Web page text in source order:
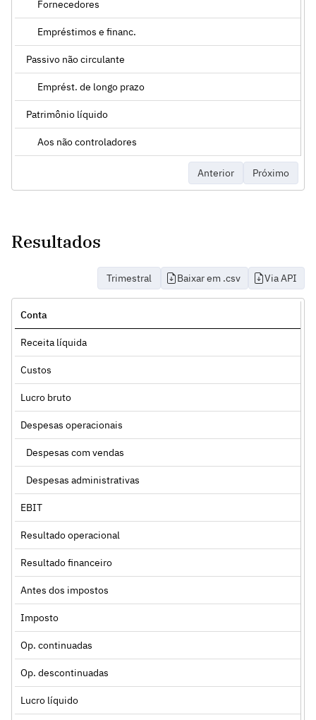
Fornecedores
Empréstimos e financ.
Passivo não circulante
Emprést. de longo prazo
Patrimônio líquido
Aos não controladores
Anterior Próximo
Resultados
Trimestral Baixar em .csv Via API
Conta
Receita líquida
Custos
Lucro bruto
Despesas operacionais
Despesas com vendas
Despesas administrativas
EBIT
Resultado operacional
Resultado financeiro
Antes dos impostos
Imposto
Op. continuadas
Op. descontinuadas
Lucro líquido